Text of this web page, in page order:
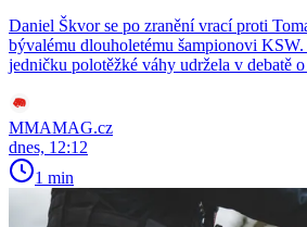
Daniel Škvor se po zranění vrací proti
bývalému dlouholetému šampionovi
jedničku polotěžké váhy udržela v debatě
MMAMAG.cz
dnes, 12:12
1 min